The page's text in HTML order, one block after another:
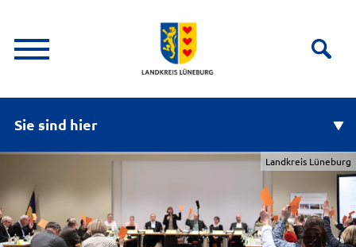
Sie sind hier
Landkreis Lüneburg